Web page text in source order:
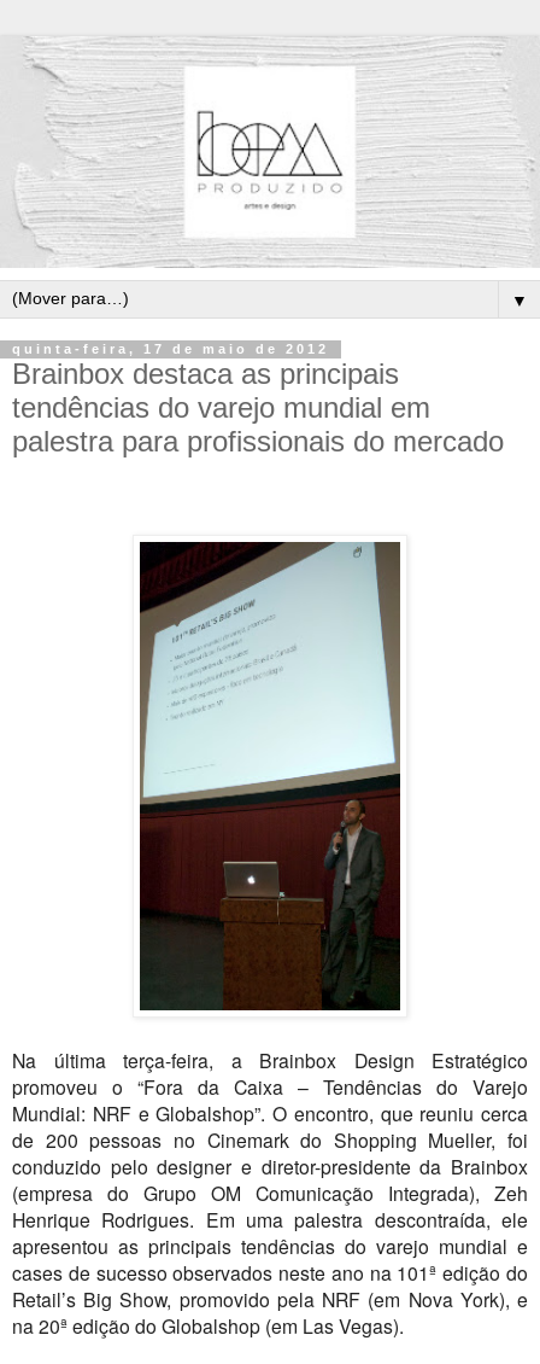
▼
quinta-feira, 17 de maio de 2012
Brainbox destaca as principais
tendências do varejo mundial em
palestra para profissionais do mercado
Na última terça-feira, a Brainbox Design Estratégico
promoveu o “Fora da Caixa – Tendências do Varejo
Mundial: NRF e Globalshop”. O encontro, que reuniu cerca
de 200 pessoas no Cinemark do Shopping Mueller, foi
conduzido pelo designer e diretor-presidente da Brainbox
(empresa do Grupo OM Comunicação Integrada), Zeh
Henrique Rodrigues. Em uma palestra descontraída, ele
apresentou as principais tendências do varejo mundial e
cases de sucesso observados neste ano na 101ª edição do
Retail’s Big Show, promovido pela NRF (em Nova York), e
na 20ª edição do Globalshop (em Las Vegas).